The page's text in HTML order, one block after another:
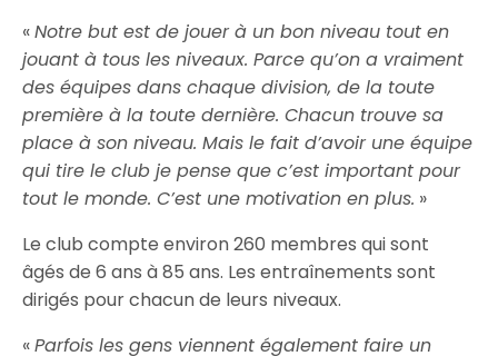
«Notre but est de jouer à un bon niveau tout en
jouant à tous les niveaux. Parce qu’on a vraiment
des équipes dans chaque division, de la toute
première à la toute dernière. Chacun trouve sa
place à son niveau. Mais le fait d’avoir une équipe
qui tire le club je pense que c’est important pour
tout le monde. C’est une motivation en plus. »
Le club compte environ 260 membres qui sont
âgés de 6 ans à 85 ans. Les entraînements sont
dirigés pour chacun de leurs niveaux.
«Parfois les gens viennent également faire un